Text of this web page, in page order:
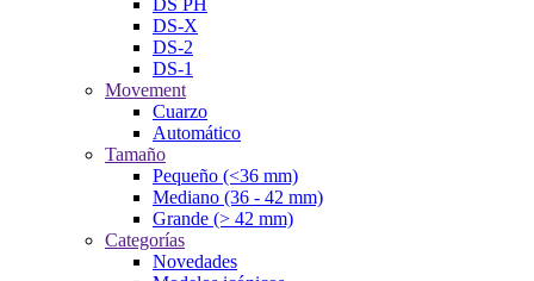
DS-X
DS-2
DS-1
Movement
Cuarzo
Automático
Tamaño
Pequeño (<36 mm)
Mediano (36 - 42 mm)
Grande (> 42 mm)
Categorías
Novedades